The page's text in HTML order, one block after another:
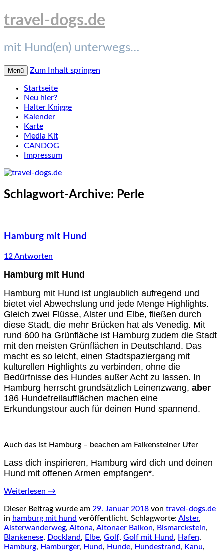
travel-dogs.de
mit Hund(en) unterwegs…
Menü Zum Inhalt springen
Startseite
Neu hier?
Halter Knigge
Kalender
Karte
Media Kit
CANDOG
Impressum
Schlagwort-Archive: Perle
Hamburg mit Hund
12 Antworten
Hamburg mit Hund
Hamburg mit Hund ist unglaublich aufregend und
bietet viel Abwechslung und jede Menge Highlights.
Gleich zwei Flüsse, Alster und Elbe, fließen durch
diese Stadt, die mehr Brücken hat als Venedig. Mit
rund 600 ha Grünfläche ist Hamburg zudem die Stadt
mit den meisten Grünflächen in Deutschland. Das
macht es so leicht, einen Stadtspaziergang mit
kulturellen Highlights zu verbinden, ohne die
Bedürfnisse des Hundes außer Acht zu lassen. In
Hamburg herrscht grundsätzlich Leinenzwang, aber
186 Hundefreilaufflächen machen eine
Erkundungstour auch für deinen Hund spannend.
Auch das ist Hamburg – beachen am Falkensteiner Ufer
Lass dich inspirieren, Hamburg wird dich und deinen
Hund mit offenen Armen empfangen*.
Weiterlesen →
Dieser Beitrag wurde am 29. Januar 2018 von travel-dogs.de
in hamburg mit hund veröffentlicht. Schlagworte: Alster,
Alsterwanderweg, Altona, Altonaer Balkon, Bismarckstein,
Blankenese, Dockland, Elbe, Golf, Golf mit Hund, Hafen,
Hamburg, Hamburger, Hund, Hunde, Hundestrand, Kanu,